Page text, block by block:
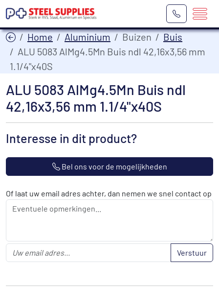
Home Aluminium Buizen
Buis
ALU 5083 AlMg4.5Mn Buis ndl 42,16x3,56 mm
1.1/4"x40S
ALU 5083 AlMg4.5Mn Buis ndl
42,16x3,56 mm 1.1/4"x40S
Interesse in dit product?
Bel ons voor de mogelijkheden
Of laat uw email adres achter, dan nemen we snel contact op
Verstuur